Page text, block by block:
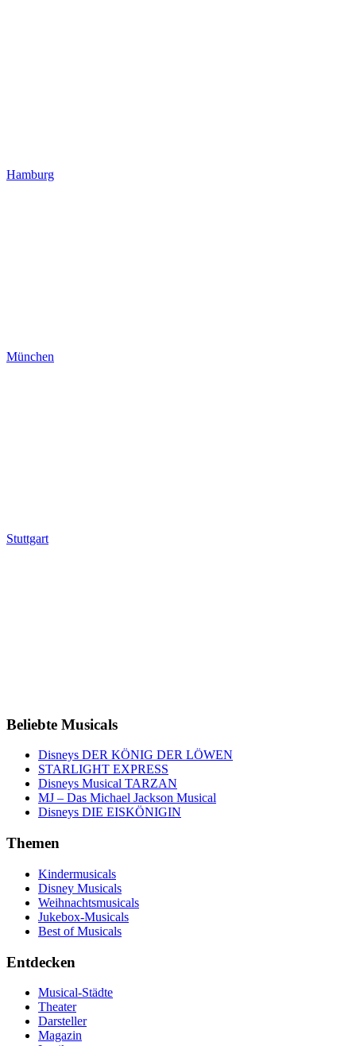
Hamburg
München
Stuttgart
Beliebte Musicals
Disneys DER KÖNIG DER LÖWEN
STARLIGHT EXPRESS
Disneys Musical TARZAN
MJ – Das Michael Jackson Musical
Disneys DIE EISKÖNIGIN
Themen
Kindermusicals
Disney Musicals
Weihnachtsmusicals
Jukebox-Musicals
Best of Musicals
Entdecken
Musical-Städte
Theater
Darsteller
Magazin